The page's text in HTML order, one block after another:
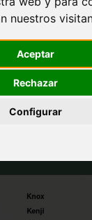
nuestros
Aceptar
Rechazar
Configurar
Perras